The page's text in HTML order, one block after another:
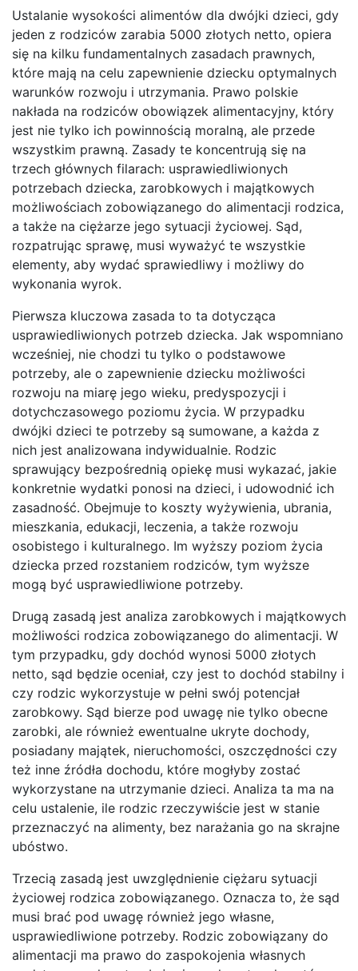
Ustalanie wysokości alimentów dla dwójki dzieci, gdy
jeden z rodziców zarabia 5000 złotych netto, opiera
się na kilku fundamentalnych zasadach prawnych,
które mają na celu zapewnienie dziecku optymalnych
warunków rozwoju i utrzymania. Prawo polskie
nakłada na rodziców obowiązek alimentacyjny, który
jest nie tylko ich powinnością moralną, ale przede
wszystkim prawną. Zasady te koncentrują się na
trzech głównych filarach: usprawiedliwionych
potrzebach dziecka, zarobkowych i majątkowych
możliwościach zobowiązanego do alimentacji rodzica,
a także na ciężarze jego sytuacji życiowej. Sąd,
rozpatrując sprawę, musi wyważyć te wszystkie
elementy, aby wydać sprawiedliwy i możliwy do
wykonania wyrok.
Pierwsza kluczowa zasada to ta dotycząca
usprawiedliwionych potrzeb dziecka. Jak wspomniano
wcześniej, nie chodzi tu tylko o podstawowe
potrzeby, ale o zapewnienie dziecku możliwości
rozwoju na miarę jego wieku, predyspozycji i
dotychczasowego poziomu życia. W przypadku
dwójki dzieci te potrzeby są sumowane, a każda z
nich jest analizowana indywidualnie. Rodzic
sprawujący bezpośrednią opiekę musi wykazać, jakie
konkretnie wydatki ponosi na dzieci, i udowodnić ich
zasadność. Obejmuje to koszty wyżywienia, ubrania,
mieszkania, edukacji, leczenia, a także rozwoju
osobistego i kulturalnego. Im wyższy poziom życia
dziecka przed rozstaniem rodziców, tym wyższe
mogą być usprawiedliwione potrzeby.
Drugą zasadą jest analiza zarobkowych i majątkowych
możliwości rodzica zobowiązanego do alimentacji. W
tym przypadku, gdy dochód wynosi 5000 złotych
netto, sąd będzie oceniał, czy jest to dochód stabilny i
czy rodzic wykorzystuje w pełni swój potencjał
zarobkowy. Sąd bierze pod uwagę nie tylko obecne
zarobki, ale również ewentualne ukryte dochody,
posiadany majątek, nieruchomości, oszczędności czy
też inne źródła dochodu, które mogłyby zostać
wykorzystane na utrzymanie dzieci. Analiza ta ma na
celu ustalenie, ile rodzic rzeczywiście jest w stanie
przeznaczyć na alimenty, bez narażania go na skrajne
ubóstwo.
Trzecią zasadą jest uwzględnienie ciężaru sytuacji
życiowej rodzica zobowiązanego. Oznacza to, że sąd
musi brać pod uwagę również jego własne,
usprawiedliwione potrzeby. Rodzic zobowiązany do
alimentacji ma prawo do zaspokojenia własnych